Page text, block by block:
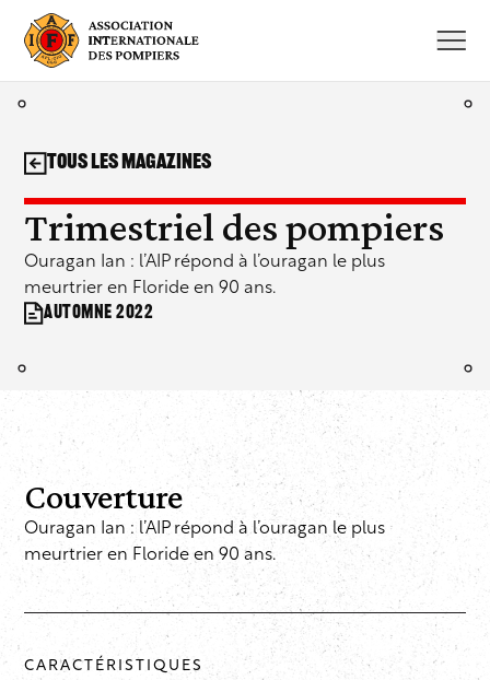
contenu
Trimestriel des pompiers
Ouragan Ian : l’AIP répond à l’ouragan le plus
meurtrier en Floride en 90 ans.
Automne 2022
Tous les magazines
Couverture
Ouragan Ian : l’AIP répond à l’ouragan le plus
meurtrier en Floride en 90 ans.
CARACTÉRISTIQUES